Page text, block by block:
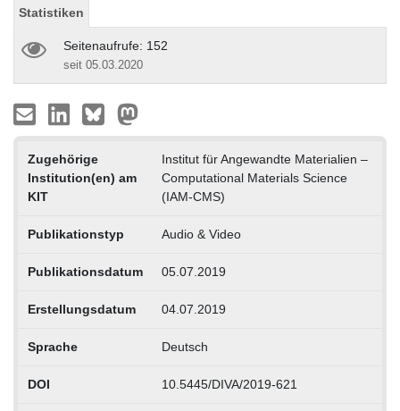
Statistiken
Seitenaufrufe: 152
seit 05.03.2020
Zugehörige
Institution(en) am
KIT
Institut für Angewandte Materialien –
Computational Materials Science
(IAM-CMS)
Publikationstyp Audio & Video
Publikationsdatum 05.07.2019
Erstellungsdatum 04.07.2019
Sprache Deutsch
DOI 10.5445/DIVA/2019-621